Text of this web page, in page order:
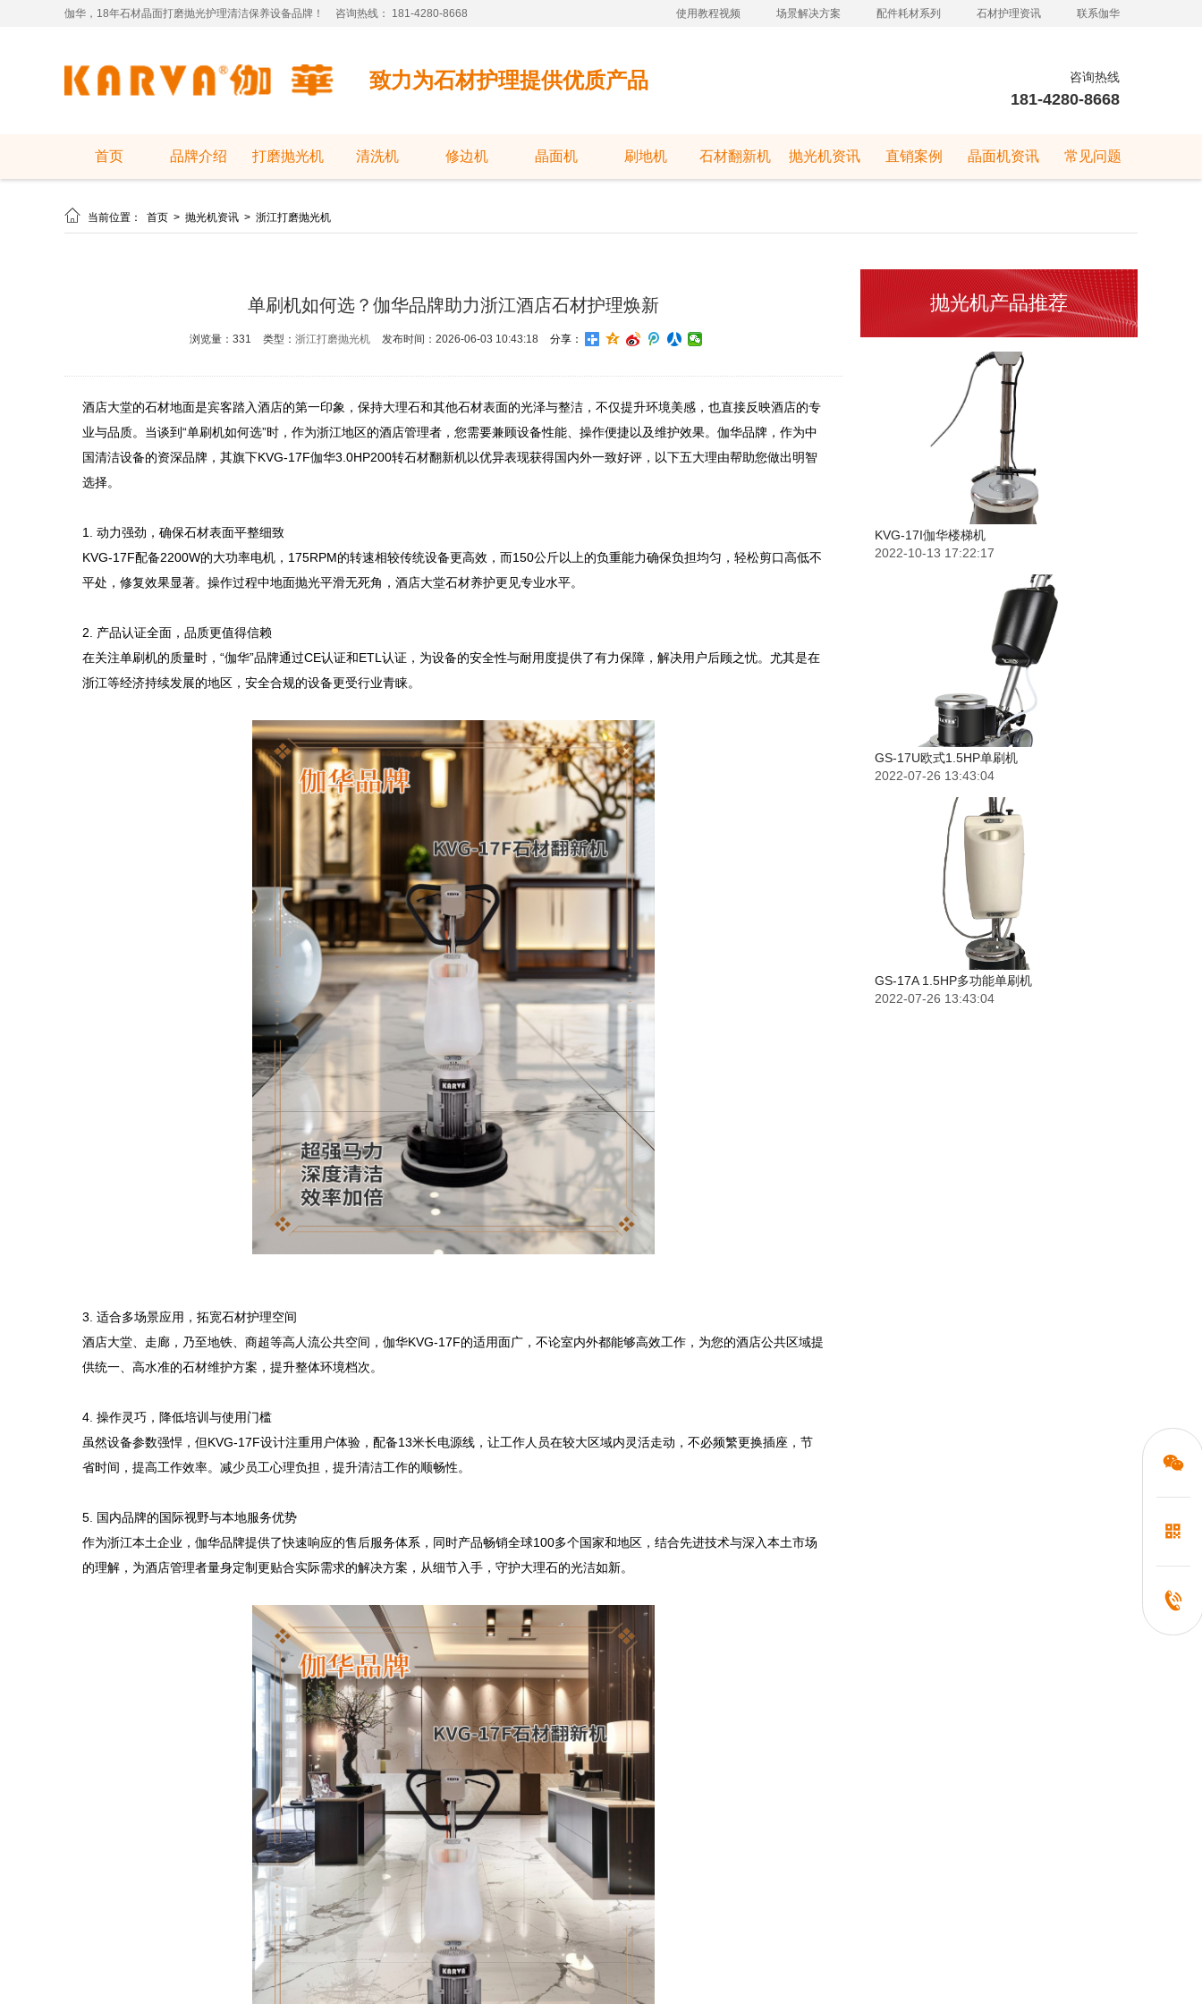
伽华，18年石材晶面打磨抛光护理清洁保养设备品牌！ 咨询热线： 181-4280-8668 使用教程视频 场景解决方案 配件耗材系列 石材护理资讯 联系伽华
致力为石材护理提供优质产品 咨询热线
181-4280-8668
首页 品牌介绍 打磨抛光机 清洗机 修边机 晶面机 刷地机 石材翻新机 抛光机资讯 直销案例 晶面机资讯 常见问题
 当前位置： 首页 > 抛光机资讯 > 浙江打磨抛光机
单刷机如何选？伽华品牌助力浙江酒店石材护理焕新
浏览量：331 类型： 浙江打磨抛光机 发布时间：2026-06-03 10:43:18 分享：
酒店大堂的石材地面是宾客踏入酒店的第一印象，保持大理石和其他石材表面的光泽与整洁，不仅提升环境美感，也直接反映酒店的专
业与品质。当谈到“单刷机如何选”时，作为浙江地区的酒店管理者，您需要兼顾设备性能、操作便捷以及维护效果。伽华品牌，作为中
国清洁设备的资深品牌，其旗下KVG-17F伽华3.0HP200转石材翻新机以优异表现获得国内外一致好评，以下五大理由帮助您做出明智
选择。
1. 动力强劲，确保石材表面平整细致
KVG-17F配备2200W的大功率电机，175RPM的转速相较传统设备更高效，而150公斤以上的负重能力确保负担均匀，轻松剪口高低不
平处，修复效果显著。操作过程中地面抛光平滑无死角，酒店大堂石材养护更见专业水平。
2. 产品认证全面，品质更值得信赖
在关注单刷机的质量时，“伽华”品牌通过CE认证和ETL认证，为设备的安全性与耐用度提供了有力保障，解决用户后顾之忧。尤其是在
浙江等经济持续发展的地区，安全合规的设备更受行业青睐。
3. 适合多场景应用，拓宽石材护理空间
酒店大堂、走廊，乃至地铁、商超等高人流公共空间，伽华KVG-17F的适用面广，不论室内外都能够高效工作，为您的酒店公共区域提
供统一、高水准的石材维护方案，提升整体环境档次。
4. 操作灵巧，降低培训与使用门槛
虽然设备参数强悍，但KVG-17F设计注重用户体验，配备13米长电源线，让工作人员在较大区域内灵活走动，不必频繁更换插座，节
省时间，提高工作效率。减少员工心理负担，提升清洁工作的顺畅性。
5. 国内品牌的国际视野与本地服务优势
作为浙江本土企业，伽华品牌提供了快速响应的售后服务体系，同时产品畅销全球100多个国家和地区，结合先进技术与深入本土市场
的理解，为酒店管理者量身定制更贴合实际需求的解决方案，从细节入手，守护大理石的光洁如新。
抛光机产品推荐
KVG-17I伽华楼梯机
2022-10-13 17:22:17
GS-17U欧式1.5HP单刷机
2022-07-26 13:43:04
GS-17A 1.5HP多功能单刷机
2022-07-26 13:43:04